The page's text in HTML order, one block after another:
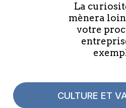
La
mènera
votre
CULTURE ET